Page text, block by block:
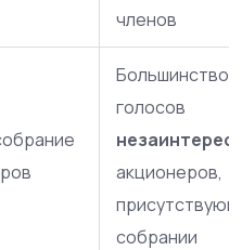
членов
Большинством
голосов
акционеров,
собрании